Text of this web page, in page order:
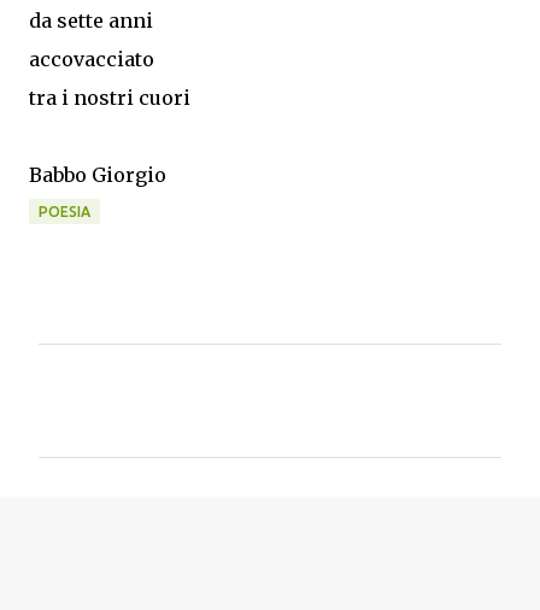
da sette anni
accovacciato
tra i nostri cuori
Babbo Giorgio
POESIA